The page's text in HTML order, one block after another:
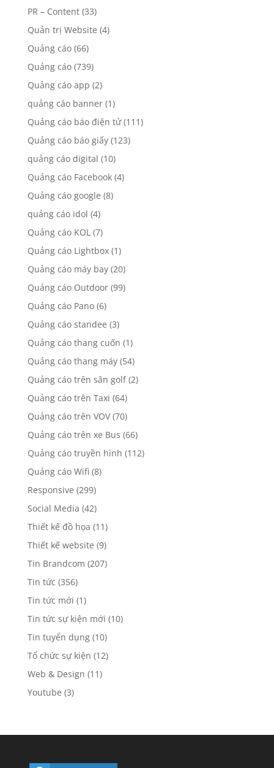
PR – Content(33)
Quản trị Website (4)
Quảng cáo(66)
Quảng cáo(739)
Quảng cáo app (2)
quảng cáo banner(1)
Quảng cáo báo điện tử(111)
Quảng cáo báo giấy(123)
quảng cáo digital (10)
Quảng cáo Facebook(4)
Quảng cáo google (8)
quảng cáo idol (4)
Quảng cáo KOL(7)
Quảng cáo Lightbox(1)
Quảng cáo máy bay(20)
Quảng cáo Outdoor(99)
Quảng cáo Pano(6)
Quảng cáo standee (3)
Quảng cáo thang cuốn (1)
Quảng cáo thang máy(54)
Quảng cáo trên sân golf(2)
Quảng cáo trên Taxi (64)
Quảng cáo trên VOV(70)
Quảng cáo trên xe Bus (66)
Quảng cáo truyền hình (112)
Quảng cáo Wifi (8)
Responsive (299)
Social Media (42)
Thiết kế đồ họa (11)
Thiết kế website (9)
Tin Brandcom (207)
Tin tức (356)
Tin tức mới (1)
Tin tức sự kiện mới (10)
Tin tuyển dụng(10)
Tổ chức sự kiện (12)
Web & Design (11)
Youtube (3)